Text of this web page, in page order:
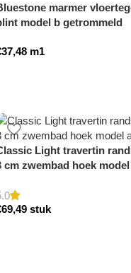
marmer
model b getrommeld
37,48 m1
Light travertin
cm zwembad hoek
69,49 stuk